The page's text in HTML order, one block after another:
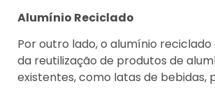
Alumínio Reciclado
Por outro lado, o alumínio
da reutilização de produtos de
existentes, como latas de bebidas,